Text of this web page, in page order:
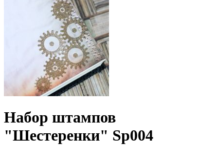
Набор штампов
"Шестеренки" Sp004